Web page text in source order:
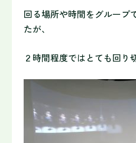
回る場所や時間をグループ
たが、
２時間程度ではとても回り